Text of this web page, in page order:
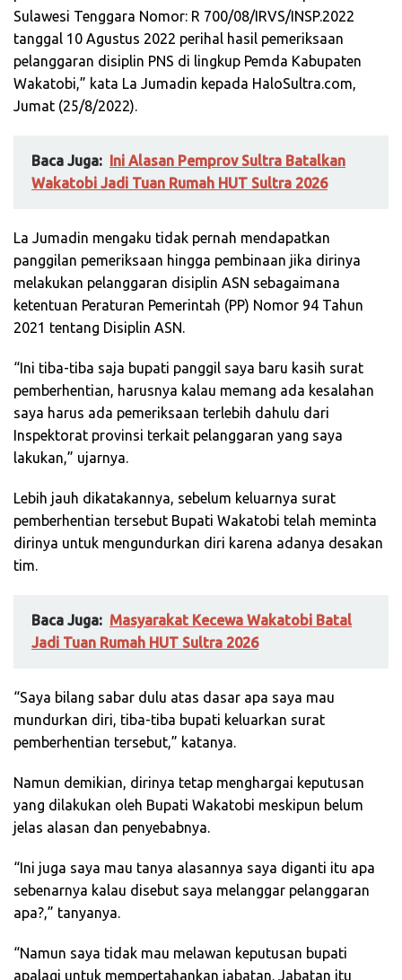
Sulawesi Tenggara Nomor: R 700/08/IRVS/INSP.2022
tanggal 10 Agustus 2022 perihal hasil pemeriksaan
pelanggaran disiplin PNS di lingkup Pemda Kabupaten
Wakatobi,” kata La Jumadin kepada HaloSultra.com,
Jumat (25/8/2022).
Baca Juga: Ini Alasan Pemprov Sultra Batalkan
Wakatobi Jadi Tuan Rumah HUT Sultra 2026
La Jumadin mengaku tidak pernah mendapatkan
panggilan pemeriksaan hingga pembinaan jika dirinya
melakukan pelanggaran disiplin ASN sebagaimana
ketentuan Peraturan Pemerintah (PP) Nomor 94 Tahun
2021 tentang Disiplin ASN.
“Ini tiba-tiba saja bupati panggil saya baru kasih surat
pemberhentian, harusnya kalau memang ada kesalahan
saya harus ada pemeriksaan terlebih dahulu dari
Inspektorat provinsi terkait pelanggaran yang saya
lakukan,” ujarnya.
Lebih jauh dikatakannya, sebelum keluarnya surat
pemberhentian tersebut Bupati Wakatobi telah meminta
dirinya untuk mengundurkan diri karena adanya desakan
tim.
Baca Juga: Masyarakat Kecewa Wakatobi Batal
Jadi Tuan Rumah HUT Sultra 2026
“Saya bilang sabar dulu atas dasar apa saya mau
mundurkan diri, tiba-tiba bupati keluarkan surat
pemberhentian tersebut,” katanya.
Namun demikian, dirinya tetap menghargai keputusan
yang dilakukan oleh Bupati Wakatobi meskipun belum
jelas alasan dan penyebabnya.
“Ini juga saya mau tanya alasannya saya diganti itu apa
sebenarnya kalau disebut saya melanggar pelanggaran
apa?,” tanyanya.
“Namun saya tidak mau melawan keputusan bupati
apalagi untuk mempertahankan jabatan. Jabatan itu